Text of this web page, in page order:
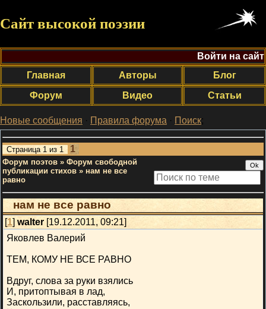
Сайт высокой поэзии
Войти на сайт
Главная
Авторы
Блог
Форум
Видео Статьи
Новые сообщения · Правила форума · Поиск;
Страница 1 из 1 1
Форум поэтов » Форум свободной
публикации стихов » нам не все
равно
нам не все равно
[1] walter [19.12.2011, 09:21]
Яковлев Валерий
ТЕМ, КОМУ НЕ ВСЕ РАВНО
Вдруг, слова за руки взялись
И, притоптывая в лад,
Заскользили, расставляясь,